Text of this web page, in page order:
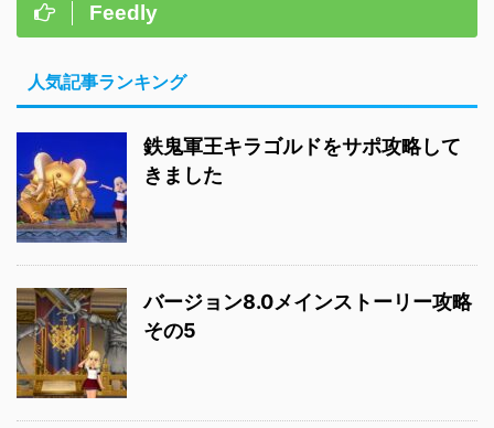
Feedly
人気記事ランキング
鉄鬼軍王キラゴルドをサポ攻略して
きました
バージョン8.0メインストーリー攻略
その5